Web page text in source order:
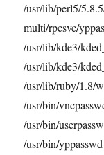
/usr/lib/perl5/
multi/rpcsvc/
/usr/lib/kde3/
/usr/lib/kde3/
/usr/lib/ruby/1.8/
/usr/bin/
/usr/bin/
/usr/bin/yppasswd